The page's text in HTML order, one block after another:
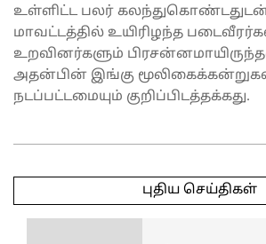
உள்ளிட்ட பலர் கலந்துகொண்டதுடன்
மாவட்டத்தில் உயிரிழந்த
உறவினர்களும்
அதன்பின் இங்கு
நடப்பட்டமையும் குறிப்பிடத்தக்கது.
05-
புதிய செய்திகள்